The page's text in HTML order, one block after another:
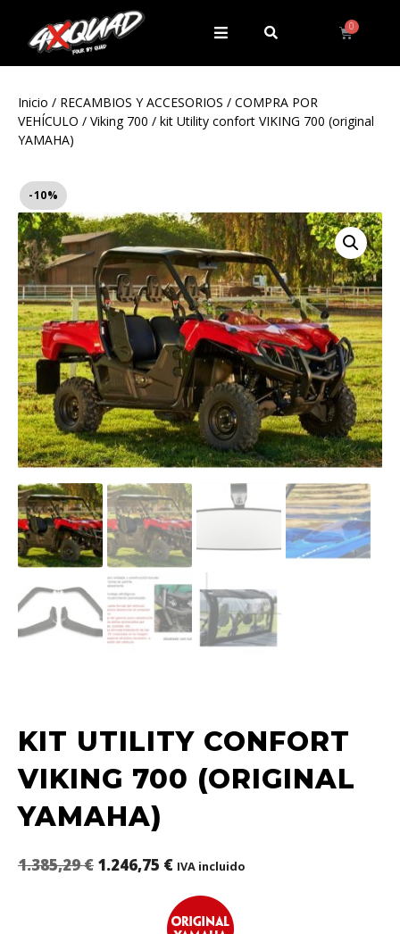
Inicio / RECAMBIOS Y ACCESORIOS / COMPRA POR
VEHÍCULO / Viking 700 / kit Utility confort VIKING 700 (original
YAMAHA)
-10%
KIT UTILITY CONFORT
VIKING 700 (ORIGINAL
YAMAHA)
1.385,29€ 1.246,75 € IVA incluido